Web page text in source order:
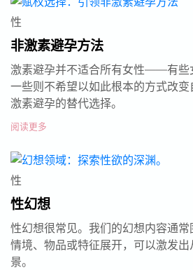
性
非激素避孕方法
激素避孕并不适合所有女性——有些
一些则不希望以如此根本的方式改
激素避孕的替代选择。
阅读更多
性
性幻想
性幻想很常见。我们的幻想内容通
情境、物品或特征展开，可以激发
景。